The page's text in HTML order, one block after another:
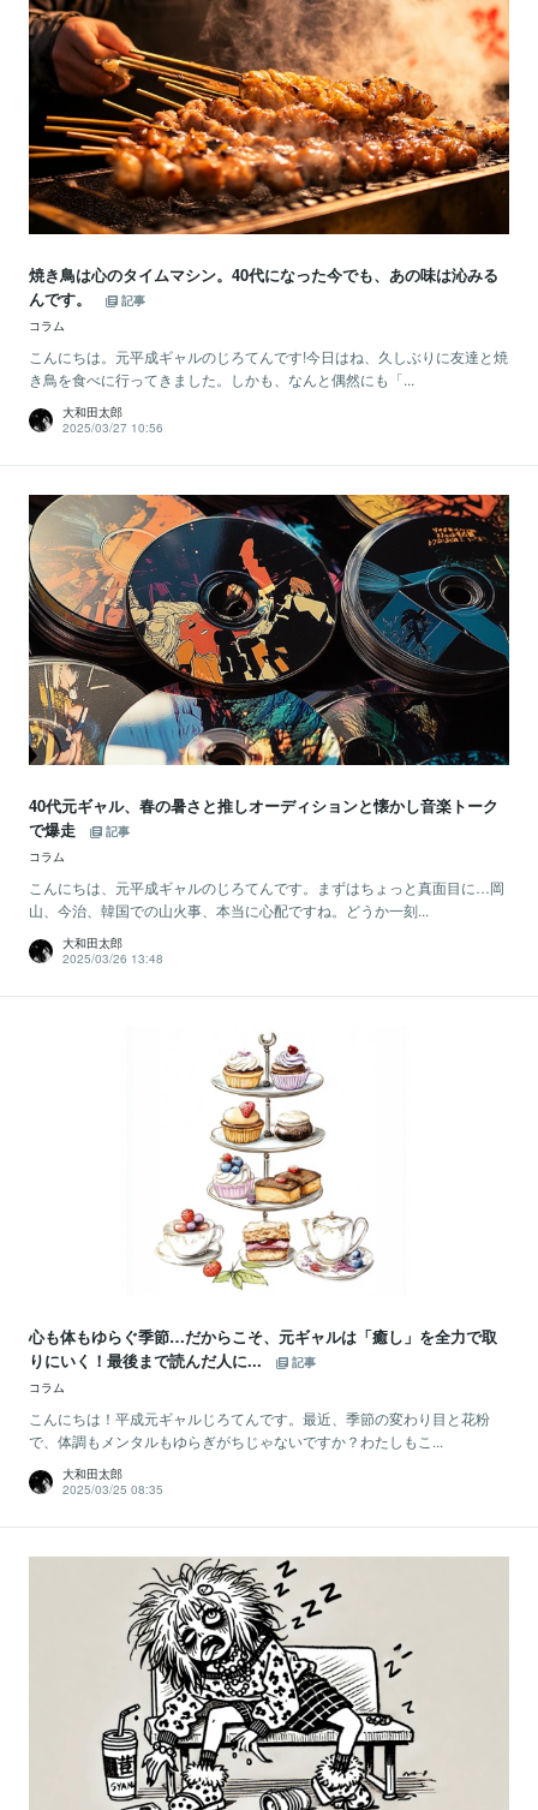
焼き鳥は心のタイムマシン。40代になった今でも、あの味は沁みる
んです。
記事
コラム
こんにちは。元平成ギャルのじろてんです!今日はね、久しぶりに友達と焼
き鳥を食べに行ってきました。しかも、なんと偶然にも「...
大和田太郎
2025/03/27 10:56
40代元ギャル、春の暑さと推しオーディションと懐かし音楽トーク
で爆走
記事
コラム
こんにちは、元平成ギャルのじろてんです。まずはちょっと真面目に…岡
山、今治、韓国での山火事、本当に心配ですね。どうか一刻...
大和田太郎
2025/03/26 13:48
心も体もゆらぐ季節…だからこそ、元ギャルは「癒し」を全力で取
りにいく！最後まで読んだ人に...
記事
コラム
こんにちは！平成元ギャルじろてんです。最近、季節の変わり目と花粉
で、体調もメンタルもゆらぎがちじゃないですか？わたしもこ...
大和田太郎
2025/03/25 08:35